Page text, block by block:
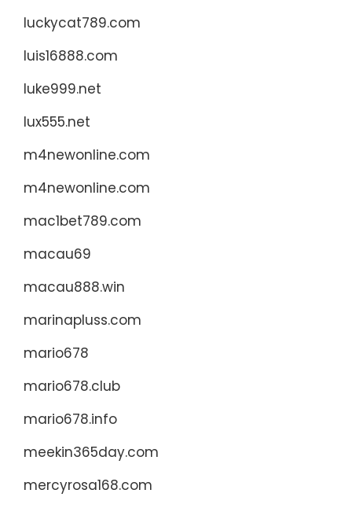
luckycat789.com
luis16888.com
luke999.net
lux555.net
m4newonline.com
m4newonline.com
mac1bet789.com
macau69
macau888.win
marinapluss.com
mario678
mario678.club
mario678.info
meekin365day.com
mercyrosa168.com